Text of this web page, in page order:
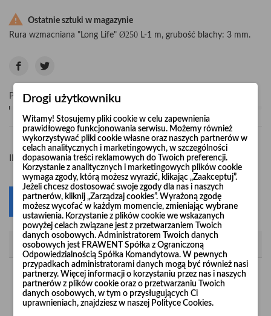

Ostatnie sztuki w magazynie
Rura wzmacniana "Long Life" Ø250 L-1 m, grubość blachy: 3 mm.
Pośpiesz się! Tylko1sztuk w magazynie
Ilość - +
Dodaj do koszyka 0
Opis
Rury wzmacniane "Long Life" produkowane są z nieścieralnej
blachy czarnej o grubości 2 mm i 3 mm.
Rury o grubości blachy 2 mm produkujemy w odcinkach 1 m
Drogi użytkowniku
Witamy! Stosujemy pliki cookie w celu zapewnienia
prawidłowego funkcjonowania serwisu. Możemy również
wykorzystywać pliki cookie własne oraz naszych partnerów w
celach analitycznych i marketingowych, w szczególności
dopasowania treści reklamowych do Twoich preferencji.
Korzystanie z analitycznych i marketingowych plików cookie
wymaga zgody, którą możesz wyrazić, klikając „Zaakceptuj”.
Jeżeli chcesz dostosować swoje zgody dla nas i naszych
partnerów, kliknij „Zarządzaj cookies”. Wyrażoną zgodę
możesz wycofać w każdym momencie, zmieniając wybrane
ustawienia. Korzystanie z plików cookie we wskazanych
powyżej celach związane jest z przetwarzaniem Twoich
danych osobowych. Administratorem Twoich danych
osobowych jest FRAWENT Spółka z Ograniczoną
Odpowiedzialnością Spółka Komandytowa. W pewnych
przypadkach administratorami danych mogą być również nasi
partnerzy. Więcej informacji o korzystaniu przez nas i naszych
partnerów z plików cookie oraz o przetwarzaniu Twoich
danych osobowych, w tym o przysługujących Ci
uprawnieniach, znajdziesz w naszej Polityce Cookies.